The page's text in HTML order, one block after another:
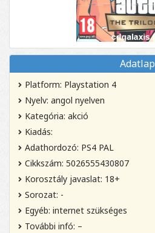
Adatlap
Platform: Playstation 4
Nyelv: angol nyelven
Kategória: akció
Kiadás:
Adathordozó: PS4 PAL
Cikkszám: 5026555430807
Korosztály javaslat: 18+
Sorozat: -
Egyéb: internet szükséges
További infó: –